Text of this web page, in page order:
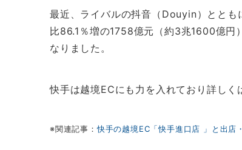
最近、ライバルの抖音（Douyin）ととも
比86.1％増の1758億元（約3兆1600億
なりました。
快手は越境ECにも力を入れており詳しく
※関連記事：快手の越境EC「快手進口店 」と出店